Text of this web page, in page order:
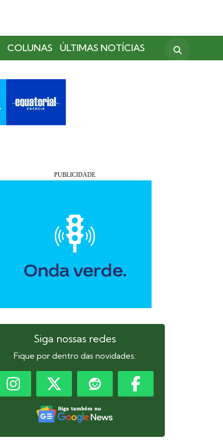
COLUNAS ÚLTIMAS NOTÍCIAS
Siga nossas redes
Fique por dentro das novidades: